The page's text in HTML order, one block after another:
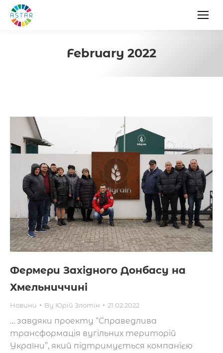
February 2022
Фермери Західного Донбасу на
Хмельниччині
Новини By Юрій Злотін 21.02.2022
… завдяки проекту “Справедлива
трансформація вугільних територій
України”, який підтримується компанією